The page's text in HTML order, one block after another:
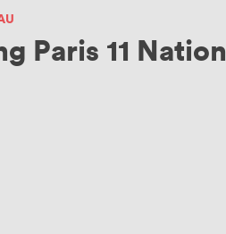
Paris 11 Nation